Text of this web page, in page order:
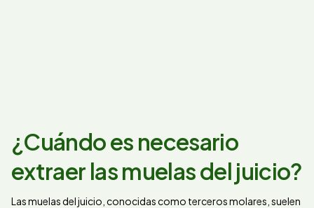
¿Cuándo es necesario
extraer las muelas del juicio?
Las muelas del juicio, conocidas como terceros molares, suelen